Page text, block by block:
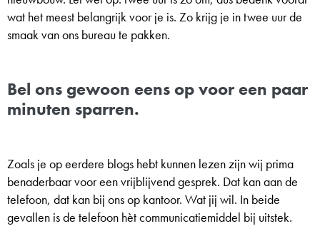
wat het meest belangrijk voor je is. Zo krijg je in twee uur de
smaak van ons bureau te pakken.
Bel ons gewoon eens op voor een paar
minuten sparren.
Zoals je op eerdere blogs hebt kunnen lezen zijn wij prima
benaderbaar voor een vrijblijvend gesprek. Dat kan aan de
telefoon, dat kan bij ons op kantoor. Wat jij wil. In beide
gevallen is de telefoon hèt communicatiemiddel bij uitstek.